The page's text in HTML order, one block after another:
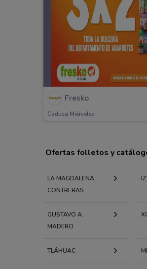
Fresko
Caduca Miércoles
Ofertas folletos y
LA MAGDALENA
CONTRERAS
GUSTAVO A.
MADERO
TLÁHUAC